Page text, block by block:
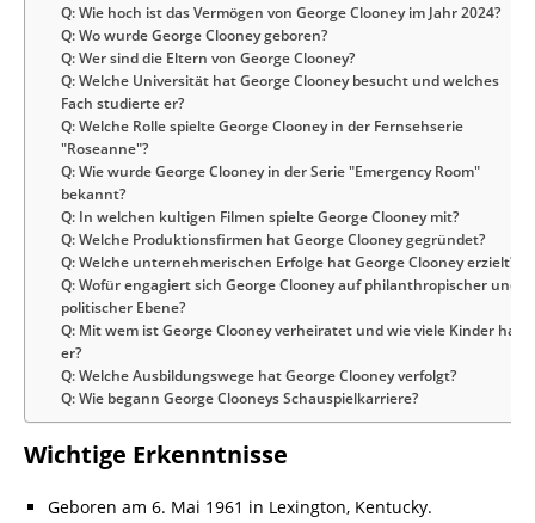
Q: Wie hoch ist das Vermögen von George Clooney im Jahr 2024?
Q: Wo wurde George Clooney geboren?
Q: Wer sind die Eltern von George Clooney?
Q: Welche Universität hat George Clooney besucht und welches
Fach studierte er?
Q: Welche Rolle spielte George Clooney in der Fernsehserie
"Roseanne"?
Q: Wie wurde George Clooney in der Serie "Emergency Room"
bekannt?
Q: In welchen kultigen Filmen spielte George Clooney mit?
Q: Welche Produktionsfirmen hat George Clooney gegründet?
Q: Welche unternehmerischen Erfolge hat George Clooney erzielt?
Q: Wofür engagiert sich George Clooney auf philanthropischer und
politischer Ebene?
Q: Mit wem ist George Clooney verheiratet und wie viele Kinder hat
er?
Q: Welche Ausbildungswege hat George Clooney verfolgt?
Q: Wie begann George Clooneys Schauspielkarriere?
Wichtige Erkenntnisse
Geboren am 6. Mai 1961 in Lexington, Kentucky.